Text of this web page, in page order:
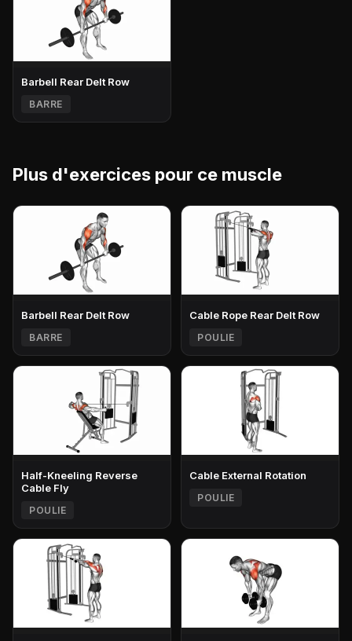
Barbell Rear Delt Row
BARRE
Plus d'exercices pour ce muscle
Barbell Rear Delt Row
BARRE
Cable Rope Rear Delt Row
POULIE
Half-Kneeling Reverse
Cable Fly
POULIE
Cable External Rotation
POULIE